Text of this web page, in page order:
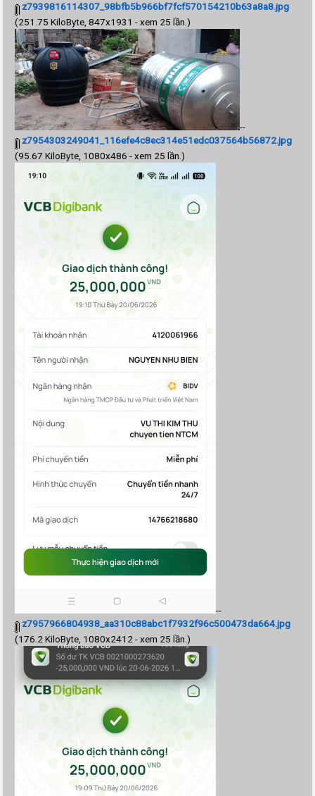
z7939816114307_98bfb5b966bf7fcf570154210b63a8a8.jpg
(251.75 KiloByte, 847x1931 - xem 25 lần.)
--
z7954303249041_116efe4c8ec314e51edc037564b56872.jpg
(95.67 KiloByte, 1080x486 - xem 25 lần.)
--
z7957966804938_aa310c88abc1f7932f96c500473da664.jpg
(176.2 KiloByte, 1080x2412 - xem 25 lần.)